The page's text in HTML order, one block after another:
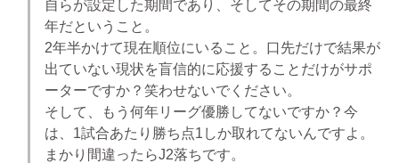
自らが設定した期間であり、そしてその期間の最終
年だということ。
2年半かけて現在順位にいること。口先だけで結果が
出ていない現状を盲信的に応援することだけがサポ
ーターですか？笑わせないでください。
そして、もう何年リーグ優勝してないですか？今
は、1試合あたり勝ち点1しか取れてないんですよ。
まかり間違ったらJ2落ちです。